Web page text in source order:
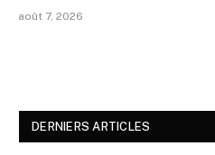
août 7, 2026
DERNIERS ARTICLES